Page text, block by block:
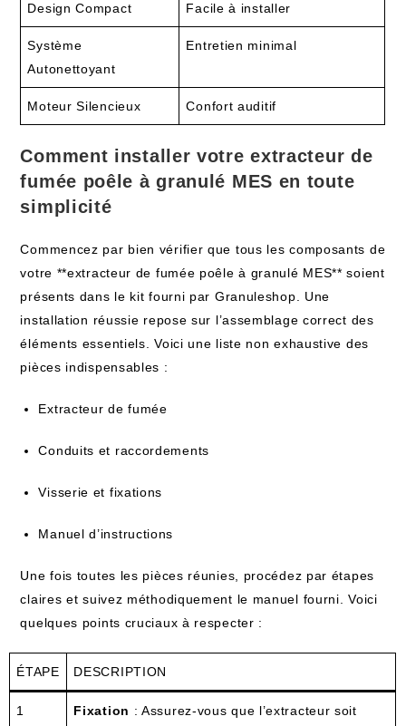
Design Compact Facile à installer
Système
Autonettoyant
Entretien minimal
Moteur Silencieux Confort auditif
Comment installer votre extracteur de
fumée poêle à granulé MES en toute
simplicité
Commencez par bien vérifier que tous les composants de
votre **extracteur de fumée poêle à granulé MES** soient
présents dans le kit fourni par Granuleshop. Une
installation réussie repose sur l’assemblage correct des
éléments essentiels. Voici une liste non exhaustive des
pièces indispensables :
Extracteur de fumée
Conduits et raccordements
Visserie et fixations
Manuel d’instructions
Une fois toutes les pièces réunies, procédez par étapes
claires et suivez méthodiquement le manuel fourni. Voici
quelques points cruciaux à respecter :
ÉTAPE DESCRIPTION
1 Fixation : Assurez-vous que l’extracteur soit